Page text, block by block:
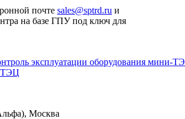
почте sales@sptrd.ru и
на базе ГПУ под ключ для
эксплуатации оборудования мини-
ТЭЦ
Москва